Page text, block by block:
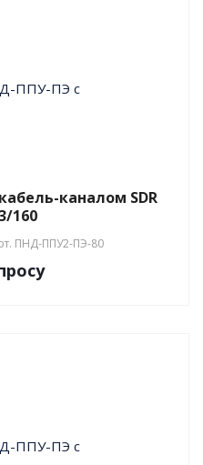
каналом SDR
160
ПНД-ППУ2-ПЭ-80
росу